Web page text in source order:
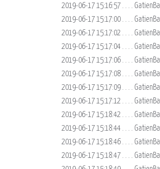
2019-06-17 15:16:57 . . . .
2019-06-17 15:17:00 . . . .
2019-06-17 15:17:02 . . . .
2019-06-17 15:17:04 . . . .
2019-06-17 15:17:06 . . . .
2019-06-17 15:17:08 . . . .
2019-06-17 15:17:09 . . . .
2019-06-17 15:17:12 . . . .
2019-06-17 15:18:42 . . . .
2019-06-17 15:18:44 . . . .
2019-06-17 15:18:46 . . . .
2019-06-17 15:18:47 . . . .